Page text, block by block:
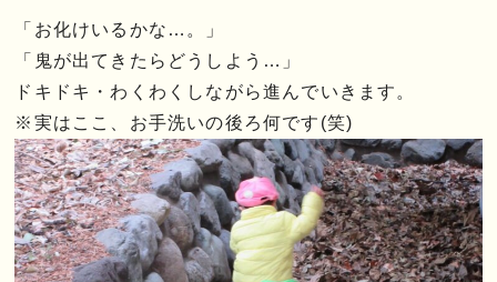
「お化けいるかな…。」
「鬼が出てきたらどうしよう…」
ドキドキ・わくわくしながら進んでいきます。
※実はここ、お手洗いの後ろ何です(笑)